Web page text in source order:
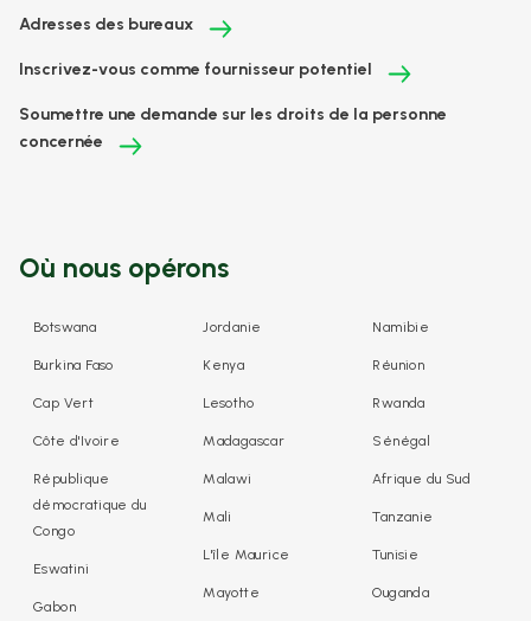
Adresses des bureaux
Inscrivez-vous comme fournisseur potentiel
Soumettre une demande sur les droits de la personne
concernée
Où nous opérons
Botswana
Burkina Faso
Cap Vert
Côte d'Ivoire
République
démocratique du
Congo
Eswatini
Gabon
Jordanie
Kenya
Lesotho
Madagascar
Malawi
Mali
L'île Maurice
Mayotte
Namibie
Réunion
Rwanda
Sénégal
Afrique du Sud
Tanzanie
Tunisie
Ouganda